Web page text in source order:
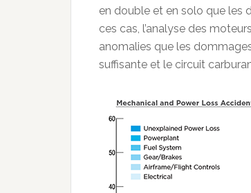
en double et en solo que les
ces cas, l’analyse des
anomalies que les
suffisante et le circuit